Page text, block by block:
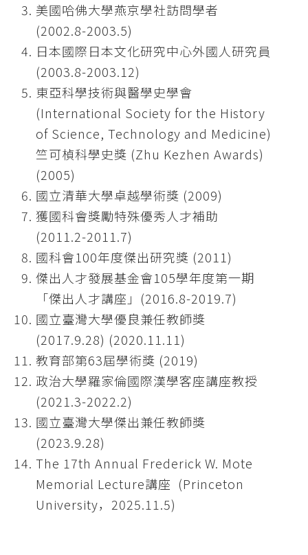
美國哈佛大學燕京學社訪問學者
(2002.8-2003.5)
日本國際日本文化研究中心外國人研究員
(2003.8-2003.12)
東亞科學技術與醫學史學會
(International Society for the History
of Science, Technology and Medicine)
竺可楨科學史獎 (Zhu Kezhen Awards)
(2005)
國立清華大學卓越學術獎 (2009)
獲國科會獎勵特殊優秀人才補助
(2011.2-2011.7)
國科會100年度傑出研究獎 (2011)
傑出人才發展基金會105學年度第一期
「傑出人才講座」(2016.8-2019.7)
國立臺灣大學優良兼任教師獎
(2017.9.28) (2020.11.11)
教育部第63屆學術獎 (2019)
政治大學羅家倫國際漢學客座講座教授
(2021.3-2022.2)
國立臺灣大學傑出兼任教師獎
(2023.9.28)
The 17th Annual Frederick W. Mote
Memorial Lecture講座 (Princeton
University，2025.11.5)